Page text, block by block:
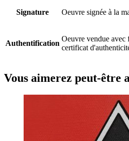
Signature Oeuvre signée à la
Authentification
Oeuvre vendue avec
certificat
Vous aimerez peut-être